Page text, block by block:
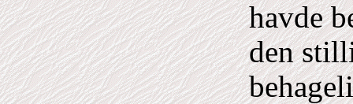
havde
den